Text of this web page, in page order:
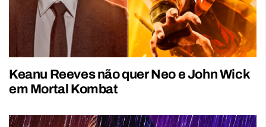
Keanu Reeves não quer Neo e John Wick
em Mortal Kombat